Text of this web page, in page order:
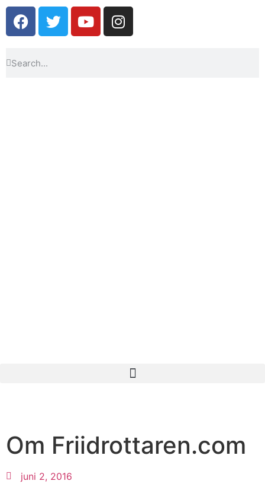
Om Friidrottaren.com
juni 2, 2016